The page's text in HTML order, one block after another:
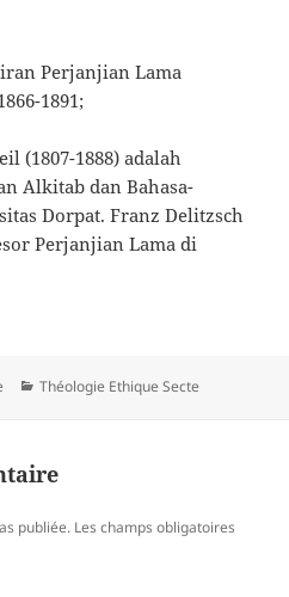
Perjanjian Lama
1891;
(1807-1888) adalah
Alkitab dan Bahasa-
Dorpat. Franz Delitzsch
Perjanjian Lama di
Catégories
Théologie Ethique Secte
publiée. Les champs obligatoires